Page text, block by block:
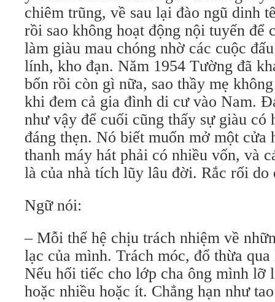
chiêm trũng, về sau lại đào ngũ dinh
rồi sao không hoạt động nội tuyến để
làm giàu mau chóng nhờ các cuộc
lính, kho đạn. Năm 1954 Tường đã
bốn rồi còn gì nữa, sao thầy mẹ
khi đem cả gia đình di cư vào Nam.
như vậy để cuối cũng thấy sự giàu có
đáng thẹn. Nó biết muốn mở một cửa
thanh máy hát phải có nhiều vốn, và
là của nhà tích lũy lâu đời. Rắc rối do
Ngữ nói:
– Mỗi thế hệ chịu trách nhiệm về
lạc của mình. Trách móc, đổ thừa
Nếu hối tiếc cho lớp cha ông mình lỡ
hoặc nhiều hoặc ít. Chẳng hạn như